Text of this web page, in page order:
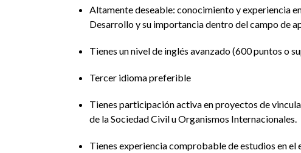
Altamente deseable: conocimiento y experiencia
Desarrollo y su importancia dentro del campo de
Tienes un nivel de inglés avanzado (600 puntos o
Tercer idioma preferible
Tienes participación activa en proyectos de
de la Sociedad Civil u Organismos Internacionales.
Tienes experiencia comprobable de estudios en el